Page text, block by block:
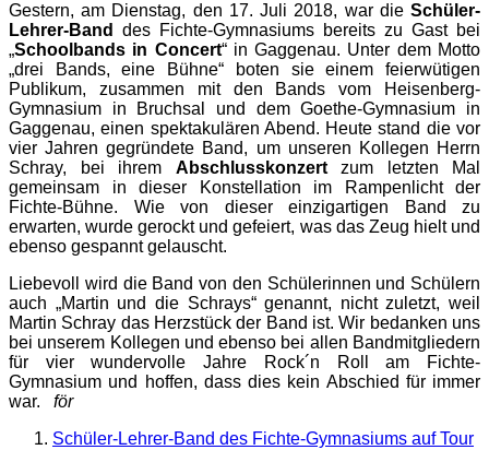
Gestern, am Dienstag, den 17. Juli 2018, war die Schüler-
Lehrer-Band
des Fichte-Gymnasiums bereits zu Gast bei
„Schoolbands in Concert“ in Gaggenau. Unter dem Motto
„drei Bands, eine Bühne“ boten sie einem feierwütigen
Publikum, zusammen mit den Bands vom Heisenberg-
Gymnasium in Bruchsal und dem Goethe-Gymnasium in
Gaggenau, einen spektakulären Abend. Heute stand die vor
vier Jahren gegründete Band, um unseren Kollegen Herrn
Schray, bei ihrem Abschlusskonzertzum letzten Mal
gemeinsam in dieser Konstellation im Rampenlicht der
Fichte-Bühne. Wie von dieser einzigartigen Band zu
erwarten, wurde gerockt und gefeiert, was das Zeug hielt und
ebenso gespannt gelauscht.
Liebevoll wird die Band von den Schülerinnen und Schülern
auch „Martin und die Schrays“ genannt, nicht zuletzt, weil
Martin Schray das Herzstück der Band ist. Wir bedanken uns
bei unserem Kollegen und ebenso bei allen Bandmitgliedern
für vier wundervolle Jahre Rock´n Roll am Fichte-
Gymnasium und hoffen, dass dies kein Abschied für immer
war. för
Schüler-Lehrer-Band des Fichte-Gymnasiums auf Tour